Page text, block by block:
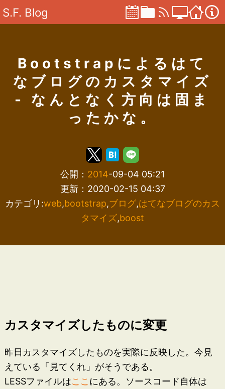
S.F. Blog
Bootstrapによるはて
なブログのカスタマイズ
- なんとなく方向は固ま
ったかな。
公開： 2014-09-04 05:21
更新：2020-02-15 04:37
カテゴリ:web,bootstrap,ブログ,はてなブログのカス
タマイズ,boost
カスタマイズしたものに変更
昨日カスタマイズしたものを実際に反映した。今見
えている「見てくれ」がそうである。
LESSファイルはここ にある。ソースコード自体は